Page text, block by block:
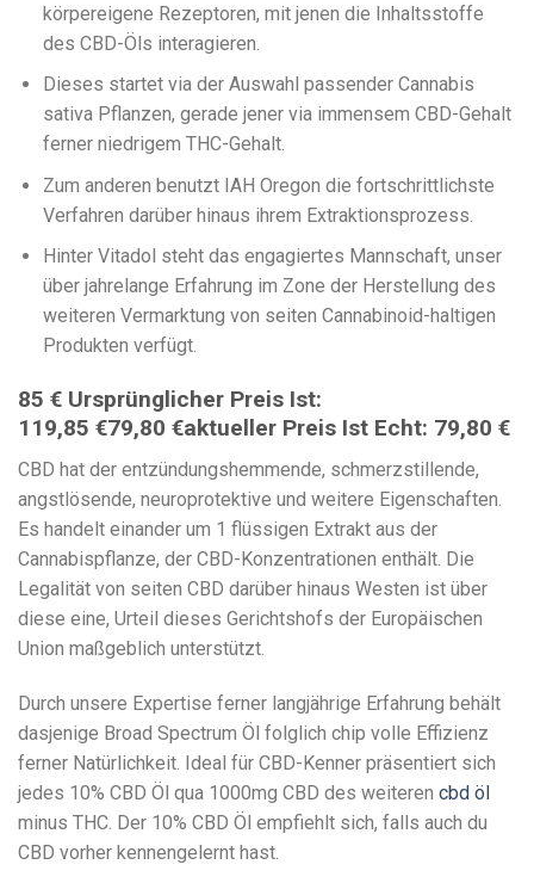
körpereigene Rezeptoren, mit jenen die Inhaltsstoffe
des CBD-Öls interagieren.
Dieses startet via der Auswahl passender Cannabis
sativa Pflanzen, gerade jener via immensem CBD-Gehalt
ferner niedrigem THC-Gehalt.
Zum anderen benutzt IAH Oregon die fortschrittlichste
Verfahren darüber hinaus ihrem Extraktionsprozess.
Hinter Vitadol steht das engagiertes Mannschaft, unser
über jahrelange Erfahrung im Zone der Herstellung des
weiteren Vermarktung von seiten Cannabinoid-haltigen
Produkten verfügt.
85 € Ursprünglicher Preis Ist:
119,85 €79,80 €aktueller Preis Ist Echt: 79,80 €
CBD hat der entzündungshemmende, schmerzstillende,
angstlösende, neuroprotektive und weitere Eigenschaften.
Es handelt einander um 1 flüssigen Extrakt aus der
Cannabispflanze, der CBD-Konzentrationen enthält. Die
Legalität von seiten CBD darüber hinaus Westen ist über
diese eine, Urteil dieses Gerichtshofs der Europäischen
Union maßgeblich unterstützt.
Durch unsere Expertise ferner langjährige Erfahrung behält
dasjenige Broad Spectrum Öl folglich chip volle Effizienz
ferner Natürlichkeit. Ideal für CBD-Kenner präsentiert sich
jedes 10% CBD Öl qua 1000mg CBD des weiteren cbd öl
minus THC. Der 10% CBD Öl empfiehlt sich, falls auch du
CBD vorher kennengelernt hast.